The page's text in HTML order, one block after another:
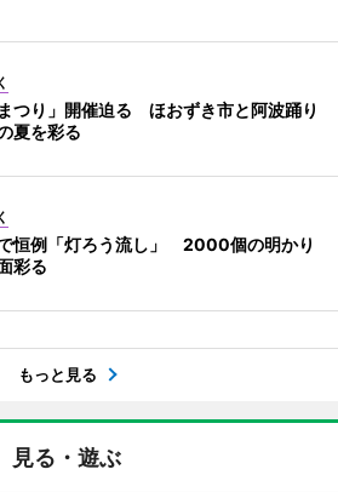
まつり」開催迫る ほおずき市と阿波踊り
夏を彩る
恒例「灯ろう流し」 2000個の明かり
彩る
もっと見る
見る・遊ぶ